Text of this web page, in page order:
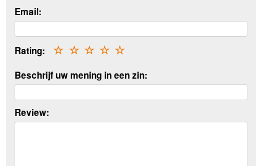
Email:
Rating: ☆
☆
☆
☆
☆
Beschrijf uw mening in een zin:
Review: